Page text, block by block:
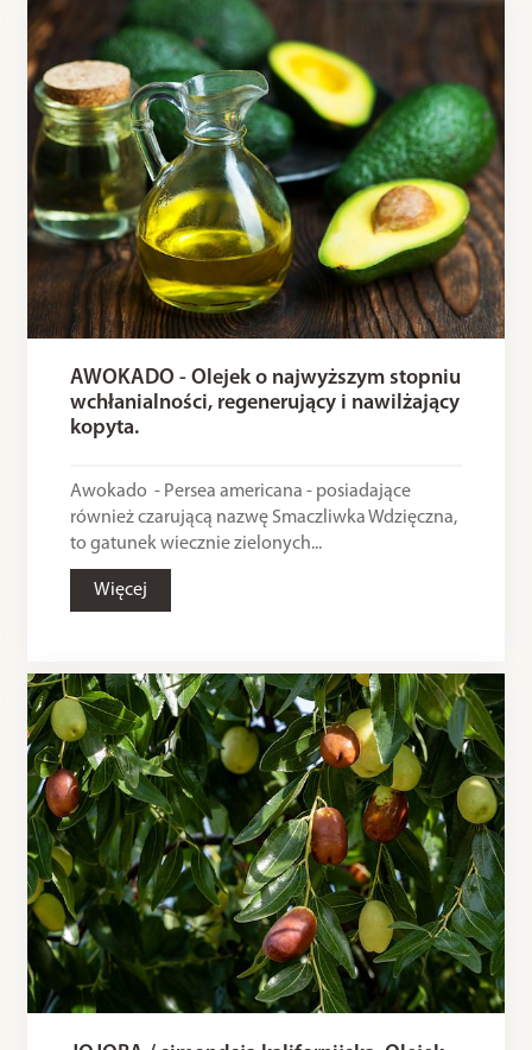
AWOKADO - Olejek o najwyższym stopniu
wchłanialności, regenerujący i nawilżający
kopyta.
Awokado - Persea americana - posiadające
również czarującą nazwę Smaczliwka Wdzięczna,
to gatunek wiecznie zielonych...
Więcej